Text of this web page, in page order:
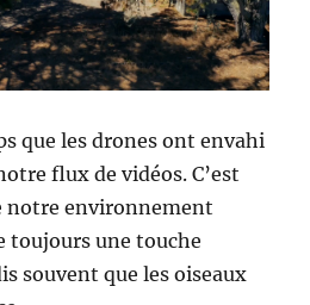
que les drones ont envahi
flux de vidéos. C’est
notre environnement
toujours une touche
souvent que les oiseaux